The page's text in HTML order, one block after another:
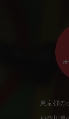
ボ
東京都の